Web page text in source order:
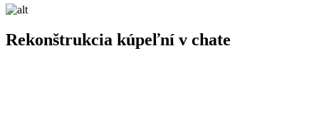
Rekonštrukcia kúpeľní v chate